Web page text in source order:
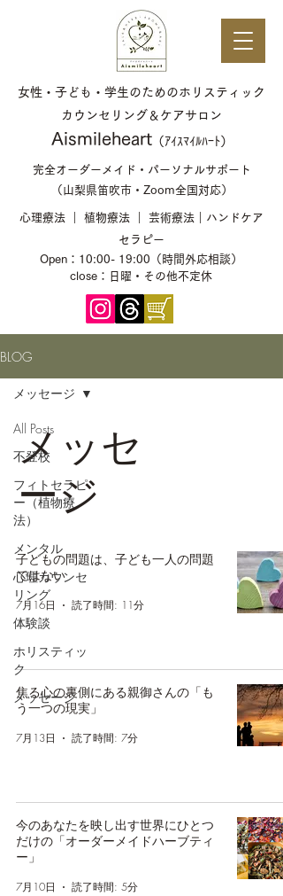
女性・子ども・学生のためのホリスティック
カウンセリング＆ケアサロン
​Aismileheart（ｱｲｽﾏｲﾙﾊｰﾄ）​​
Open：10:00- 19:00（時間外応相談）
close：日曜・その他不定休
心理療法 ｜ 植物療法 ｜ 芸術療法｜ハンドケア
セラピー
完全オーダーメイド・パーソナルサポート
（山梨県笛吹市・Zoom全国対応）
BLOG
All Posts
不登校
フィトセラピ
ー（植物療
法）
メンタル
心理カウンセ
リング
体験談
ホリスティッ
ク
メッセージ
メッセージ
メッセ
ージ
子どもの問題は、子ども一人の問題
ではない
7月16日 読了時間: 11分
焦る心の裏側にある親御さんの「も
う一つの現実」
7月13日 読了時間: 7分
今のあなたを映し出す世界にひとつ
だけの「オーダーメイドハーブティ
ー」
7月10日 読了時間: 5分